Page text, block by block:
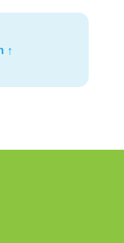
↑